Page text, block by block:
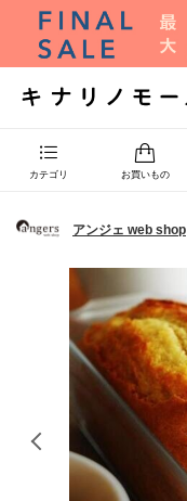
カテゴリ お買いもの
アンジェ web shop